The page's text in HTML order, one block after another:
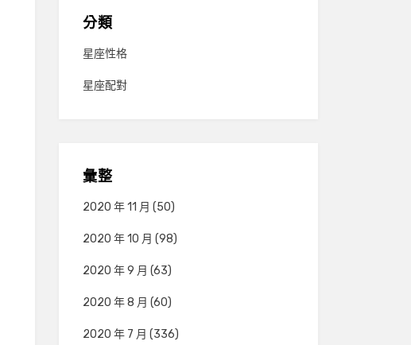
分類
星座性格
星座配對
彙整
2020 年 11 月 (50)
2020 年 10 月 (98)
2020 年 9 月 (63)
2020 年 8 月 (60)
2020 年 7 月 (336)